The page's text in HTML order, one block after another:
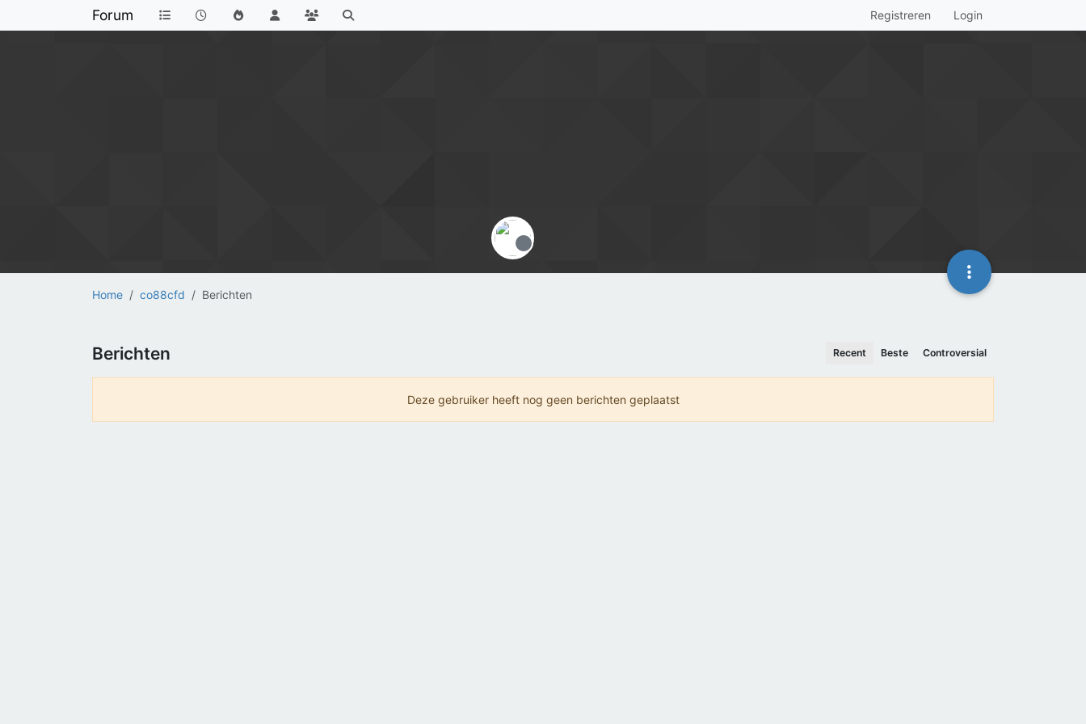
Forum Registreren Login
Home co88cfd Berichten
Offline
Berichten Recent Beste Controversial
Deze gebruiker heeft nog geen berichten geplaatst